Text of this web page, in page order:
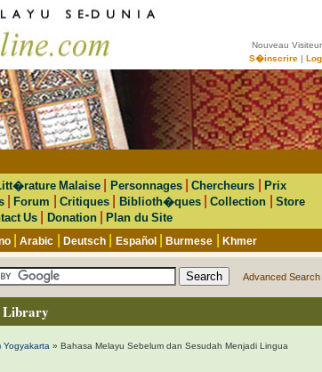
Nouveau
S�inscrire |
Malaise Personnages|Chercheurs |Prix
|Forum Critiques| Biblioth�ques|Collection
Store
Us Donation|Plan du Site
|Arabic Deutsch| Español|Burmese Khmer
Advanced Search
Library
Yogyakarta » Bahasa Melayu Sebelum dan Sesudah Menjadi Lingua